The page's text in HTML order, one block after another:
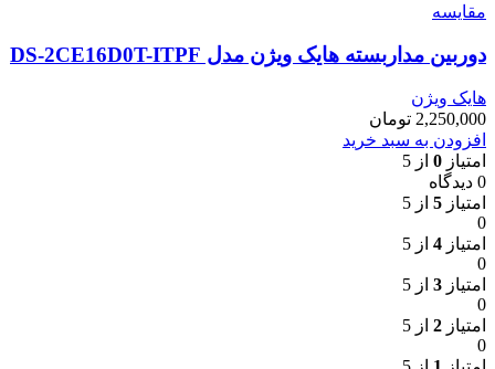
مقایسه
دوربین مداربسته هایک ویژن مدل DS-2CE16D0T-ITPF
هایک ویژن
2,250,000 تومان
افزودن به سبد خرید
امتیاز 0 از 5
0 دیدگاه
امتیاز 5 از 5
0
امتیاز 4 از 5
0
امتیاز 3 از 5
0
امتیاز 2 از 5
0